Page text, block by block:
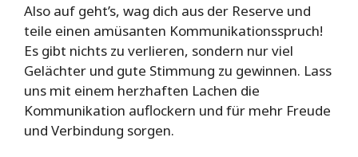
Also auf geht’s, wag dich aus der Reserve und
teile einen amüsanten Kommunikationsspruch!
Es gibt nichts zu verlieren, sondern nur viel
Gelächter und gute Stimmung zu gewinnen. Lass
uns mit einem herzhaften Lachen die
Kommunikation auflockern und für mehr Freude
und Verbindung sorgen.